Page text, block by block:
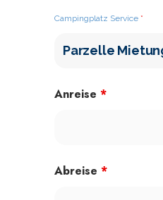
Campingplatz Service *
Anreise *
Abreise *